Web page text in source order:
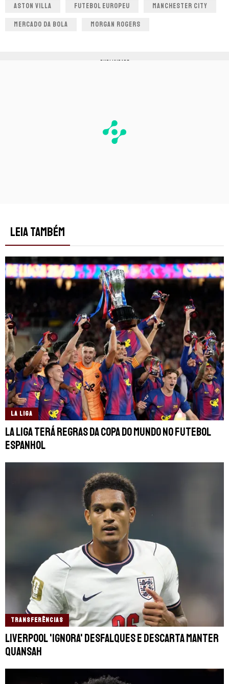
ASTON VILLA FUTEBOL EUROPEU MANCHESTER CITY
MERCADO DA BOLA MORGAN ROGERS
PUBLICIDADE
LEIA TAMBÉM
LA LIGA
La Liga terá regras da Copa do Mundo no futebol
espanhol
TRANSFERÊNCIAS
Liverpool 'ignora' desfalques e descarta manter
Quansah